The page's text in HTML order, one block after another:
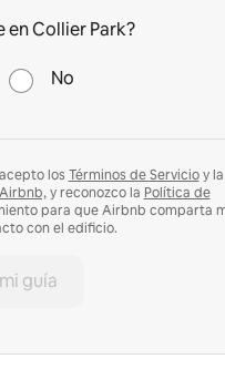
en Collier Park?
No
los Términos de Servicioy la
y reconozco la Política de
para que Airbnb comparta
con el edificio.
guía